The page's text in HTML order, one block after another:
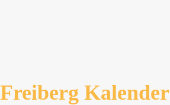
Freiberg Kalender